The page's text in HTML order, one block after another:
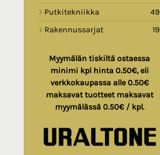
Putkitekniikka
49
Rakennussarjat
19
Myymälän tiskiltä ostaessa
minimi kpl hinta 0.50€, eli
verkkokaupassa alle 0.50€
maksavat tuotteet maksavat
myymälässä 0.50€ / kpl.